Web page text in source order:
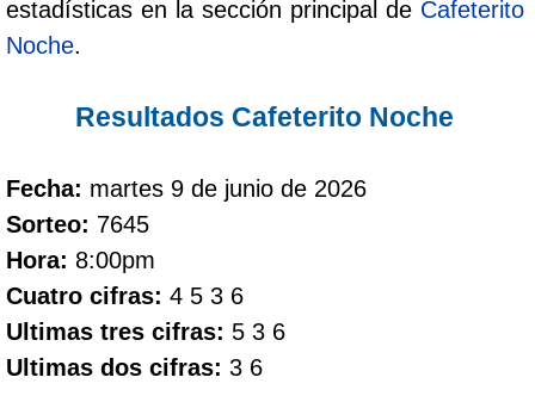
Dorado Mañana
Dorado Tarde
Dorado Noche
Fantástica Día
Fantástica Noche
estadísticas en la sección principal de Cafeterito
Noche.
Resultados Cafeterito Noche
Fecha: martes 9 de junio de 2026
Sorteo: 7645
Hora: 8:00pm
Cuatro cifras: 4 5 3 6
Ultimas tres cifras: 5 3 6
Ultimas dos cifras: 3 6